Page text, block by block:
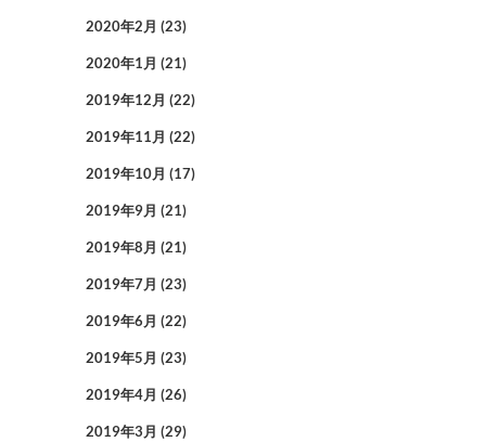
2020年2月 (23)
2020年1月 (21)
2019年12月 (22)
2019年11月 (22)
2019年10月 (17)
2019年9月 (21)
2019年8月 (21)
2019年7月 (23)
2019年6月 (22)
2019年5月 (23)
2019年4月 (26)
2019年3月 (29)